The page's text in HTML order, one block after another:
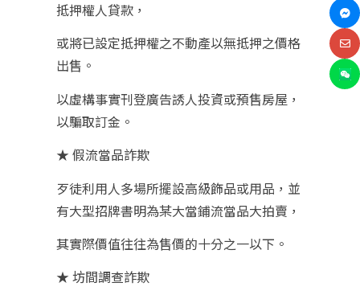
抵押權人貸款，
或將已設定抵押權之不動產以無抵押之價格
出售。
以虛構事實刊登廣告誘人投資或預售房屋，
以騙取訂金。
★ 假流當品詐欺
歹徒利用人多場所擺設高級飾品或用品，並
有大型招牌書明為某大當鋪流當品大拍賣，
其實際價值往往為售價的十分之一以下。
★ 坊間調查詐欺